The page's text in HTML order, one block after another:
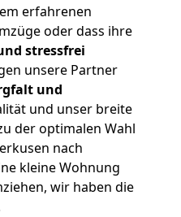
erfahrenen
oder dass ihre
stressfrei
unsere Partner
und
und unser breite
der optimalen Wahl
nach
kleine Wohnung
wir haben die